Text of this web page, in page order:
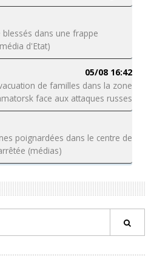
dans une frappe
d'Etat)
05/08 16:42
de familles dans la zone
face aux attaques russes
poignardées dans le centre de
(médias)